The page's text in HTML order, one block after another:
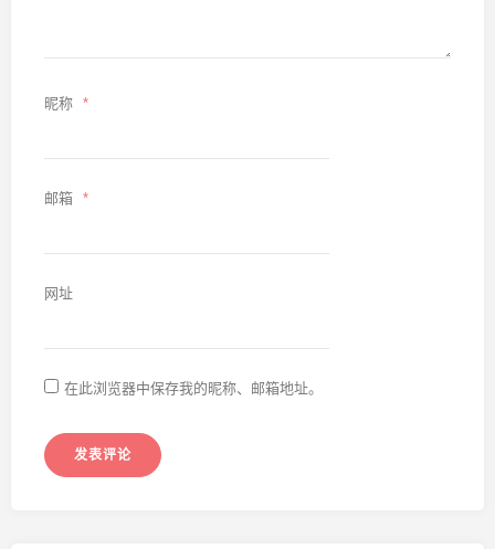
昵称 *
邮箱 *
网址
在此浏览器中保存我的昵称、邮箱地址。